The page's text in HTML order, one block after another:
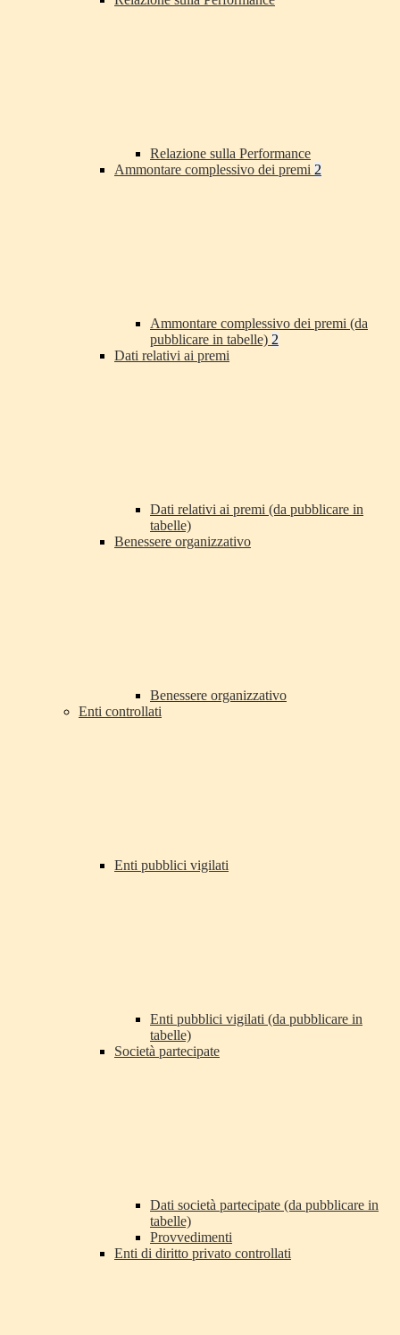
Relazione sulla Performance
Ammontare complessivo dei premi 2
Ammontare complessivo dei premi (da
pubblicare in tabelle) 2
Dati relativi ai premi
Dati relativi ai premi (da pubblicare in
tabelle)
Benessere organizzativo
Benessere organizzativo
Enti controllati
Enti pubblici vigilati
Enti pubblici vigilati (da pubblicare in
tabelle)
Società partecipate
Dati società partecipate (da pubblicare in
tabelle)
Provvedimenti
Enti di diritto privato controllati